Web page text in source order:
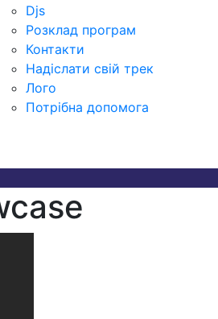
Djs
Розклад програм
Контакти
Надіслати свій трек
Лого
Потрібна допомога